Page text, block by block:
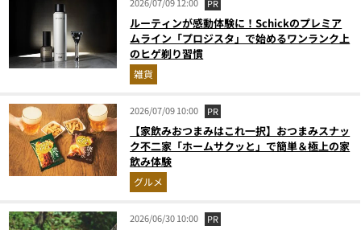
2026/07/09 12:00 PR
ルーティンが感動体験に！Schickのプレミア
ムライン「プロジスタ」で始めるワンランク上
のヒゲ剃り習慣
雑貨
2026/07/09 10:00 PR
【家飲みおつまみはこれ一択】おつまみスナッ
ク不二家「ホームサクッと」で簡単＆極上の家
飲み体験
グルメ
2026/06/30 10:00 PR